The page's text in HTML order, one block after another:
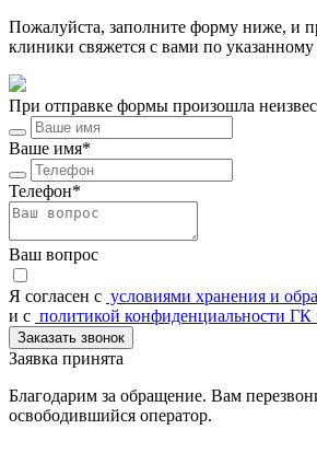
Пожалуйста, заполните форму ниже, и
клиники свяжется с вами по указанному
При отправке формы произошла
Ваше имя*
Телефон*
Ваш вопрос
Я согласен c условиями хранения и
и с политикой конфиденциальности ГК
Заказать звонок
Заявка принята
Благодарим за обращение. Вам
освободившийся оператор.